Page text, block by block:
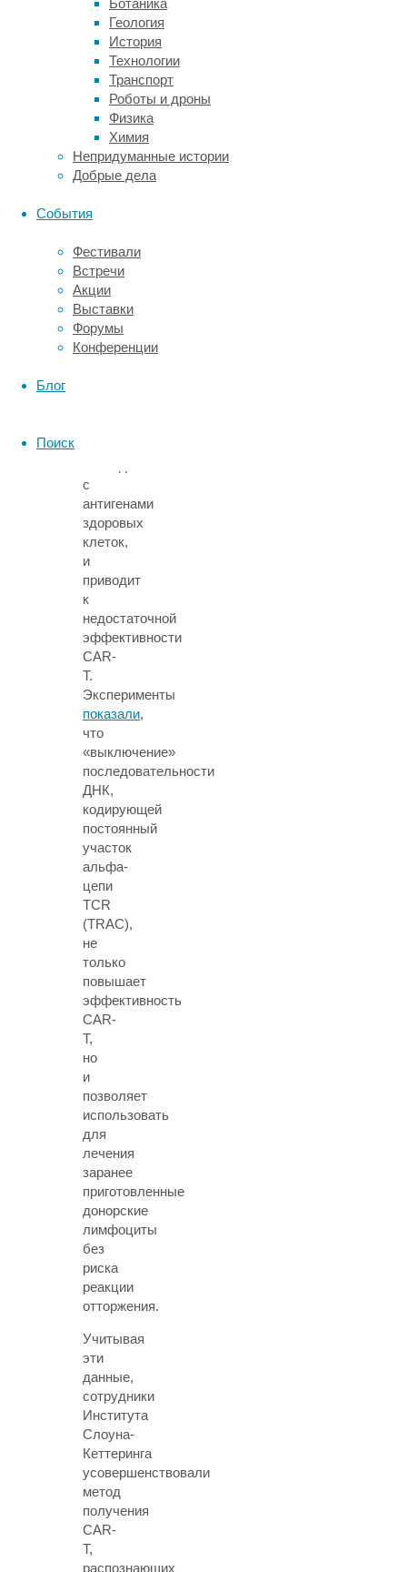
Ботаника
Геология
История
Технологии
Транспорт
Роботы и дроны
Физика
Химия
Непридуманные истории
Добрые дела
События
Фестивали
Встречи
Акции
Выставки
Форумы
Конференции
Блог
Поиск
организма,
относительно
быстро
уничтожаются
естественным
путем,
чтобы
не
допустить
развития
заболеваний.
же
ослабляет
их
атаку
на
опухоли,
с
антигенами
здоровых
клеток,
и
приводит
к
недостаточной
эффективности
CAR-
T.
Эксперименты
показали,
что
«выключение»
последовательности
ДНК,
кодирующей
постоянный
участок
альфа-
цепи
TCR
(TRAC),
не
только
повышает
эффективность
CAR-
T,
но
и
позволяет
использовать
для
лечения
заранее
приготовленные
донорские
лимфоциты
без
риска
реакции
отторжения.
Учитывая
эти
данные,
сотрудники
Института
Слоуна-
Кеттеринга
усовершенствовали
метод
получения
CAR-
T,
распознающих